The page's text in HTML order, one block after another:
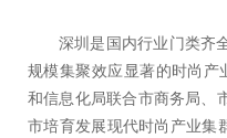
深圳是国内行业门类齐
规模集聚效应显著的时尚
和信息化局联合市商务局、
市培育发展现代时尚产业集